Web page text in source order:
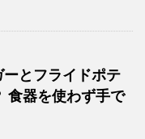
とフライドポテ
食器を使わず手で